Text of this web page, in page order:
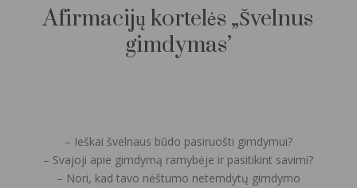
Afirmacijų kortelės „Švelnus
gimdymas’
– Ieškai švelnaus būdo pasiruošti gimdymui?
– Svajoji apie gimdymą ramybėje ir pasitikint savimi?
– Nori, kad tavo nėštumo netemdytų gimdymo